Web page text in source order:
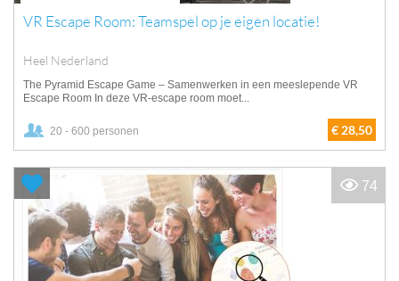
VR Escape Room: Teamspel op je eigen locatie!
Heel Nederland
The Pyramid Escape Game – Samenwerken in een meeslepende VR
Escape Room In deze VR-escape room moet...
20 - 600 personen € 28,50
74